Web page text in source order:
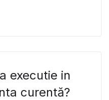
executie in
curentă?